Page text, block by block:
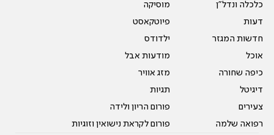
כלכלה ונדל"ן
דעות
חדשות המגזר
אוכל
כיפה שחורה
דיגיטל
צעירים
רפואה שלמה
מוסיקה
פיוטקאסט
ילדודס
מודעות אבל
מזג אוויר
תגיות
פורום הריון ולידה
פורום לקראת נישואין וזוגיות